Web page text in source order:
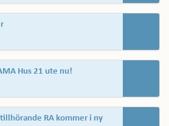
Hus 21 ute nu!
RA kommer i ny